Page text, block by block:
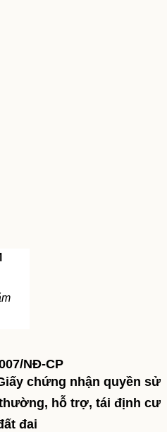
NĐ-CP
chứng nhận quyền sử
hỗ trợ, tái định cư
đai